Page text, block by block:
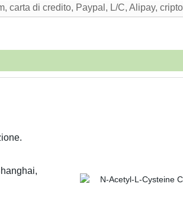
carta di credito, Paypal, L/C, Alipay,